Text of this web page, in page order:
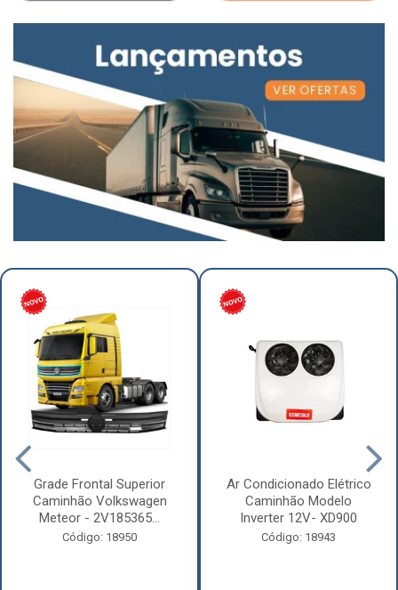
Grade Frontal Superior
Caminhão Volkswagen
Meteor - 2V185365...
Código: 18950
Ar Condicionado Elétrico
Caminhão Modelo
Inverter 12V- XD900
Código: 18943